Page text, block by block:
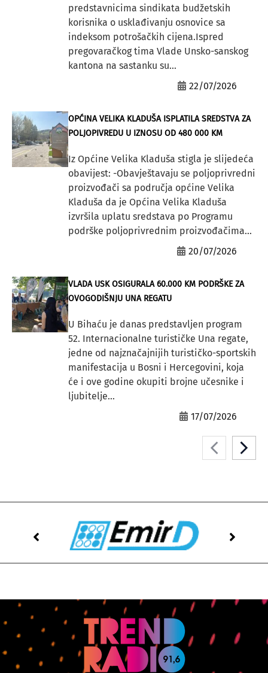
predstavnicima sindikata budžetskih
korisnika o usklađivanju osnovice sa
indeksom potrošačkih cijena.Ispred
pregovaračkog tima Vlade Unsko-sanskog
kantona na sastanku su...
22/07/2026
OPĆINA VELIKA KLADUŠA ISPLATILA SREDSTVA ZA
POLJOPIVREDU U IZNOSU OD 480 000 KM
Iz Općine Velika Kladuša stigla je slijedeća
obavijest: -Obavještavaju se poljoprivredni
proizvođači sa područja općine Velika
Kladuša da je Općina Velika Kladuša
izvršila uplatu sredstava po Programu
podrške poljoprivrednim proizvođačima...
20/07/2026
VLADA USK OSIGURALA 60.000 KM PODRŠKE ZA
OVOGODIŠNJU UNA REGATU
U Bihaću je danas predstavljen program
52. Internacionalne turističke Una regate,
jedne od najznačajnijih turističko-sportskih
manifestacija u Bosni i Hercegovini, koja
će i ove godine okupiti brojne učesnike i
ljubitelje...
17/07/2026